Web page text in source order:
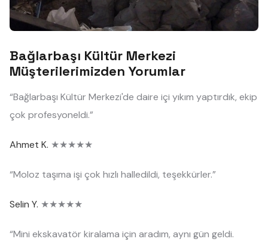
Bağlarbaşı Kültür Merkezi
Müşterilerimizden Yorumlar
“Bağlarbaşı Kültür Merkezi'de daire içi yıkım yaptırdık, ekip
çok profesyoneldi.”
Ahmet K. ★★★★★
“Moloz taşıma işi çok hızlı halledildi, teşekkürler.”
Selin Y. ★★★★★
“Mini ekskavatör kiralama için aradım, aynı gün geldi.